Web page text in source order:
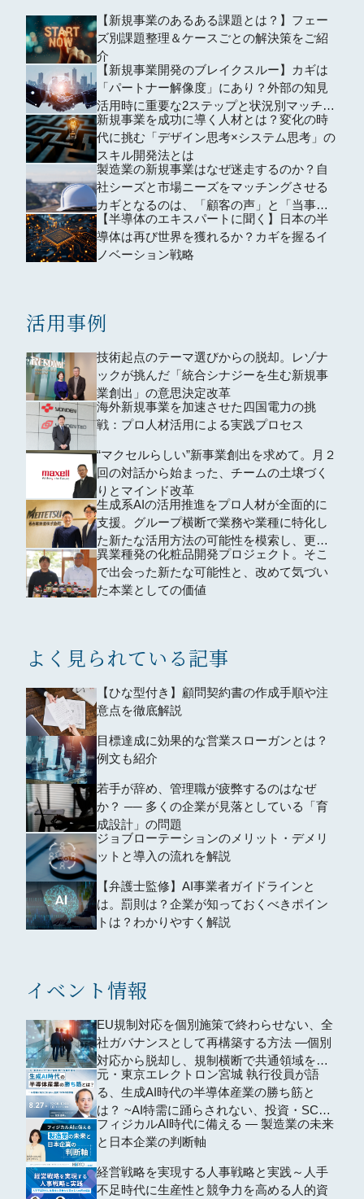
【新規事業のあるある課題とは？】フェー
ズ別課題整理＆ケースごとの解決策をご紹
介
【新規事業開発のブレイクスルー】カギは
「パートナー解像度」にあり？外部の知見
活用時に重要な2ステップと状況別マッチン
グ術
新規事業を成功に導く人材とは？変化の時
代に挑む「デザイン思考×システム思考」の
スキル開発法とは
製造業の新規事業はなぜ迷走するのか？自
社シーズと市場ニーズをマッチングさせる
カギとなるのは、「顧客の声」と「当事者
意識」
【半導体のエキスパートに聞く】日本の半
導体は再び世界を獲れるか？カギを握るイ
ノベーション戦略
活用事例
技術起点のテーマ選びからの脱却。レゾナ
ックが挑んだ「統合シナジーを生む新規事
業創出」の意思決定改革
海外新規事業を加速させた四国電力の挑
戦：プロ人材活用による実践プロセス
“マクセルらしい”新事業創出を求めて。月２
回の対話から始まった、チームの土壌づく
りとマインド改革
生成系AIの活用推進をプロ人材が全面的に
支援。グループ横断で業務や業種に特化し
た新たな活用方法の可能性を模索し、更な
る業務効率化を目指した。
異業種発の化粧品開発プロジェクト。そこ
で出会った新たな可能性と、改めて気づい
た本業としての価値
よく見られている記事
【ひな型付き】顧問契約書の作成手順や注
意点を徹底解説
目標達成に効果的な営業スローガンとは？
例文も紹介
若手が辞め、管理職が疲弊するのはなぜ
か？ ── 多くの企業が見落としている「育
成設計」の問題
ジョブローテーションのメリット・デメリ
ットと導入の流れを解説
【弁護士監修】AI事業者ガイドラインと
は。罰則は？企業が知っておくべきポイン
トは？わかりやすく解説
イベント情報
EU規制対応を個別施策で終わらせない、全
社ガバナンスとして再構築する方法 ―個別
対応から脱却し、規制横断で共通領域を再
編するための全社設計―
元・東京エレクトロン宮城 執行役員が語
る、生成AI時代の半導体産業の勝ち筋と
は？ ~AI特需に踊らされない、投資・SCM
の判断軸~
フィジカルAI時代に備える ― 製造業の未来
と日本企業の判断軸
経営戦略を実現する人事戦略と実践～人手
不足時代に生産性と競争力を高める人的資